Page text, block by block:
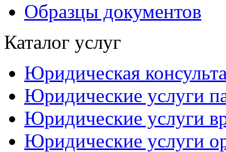
Образцы документов
Каталог услуг
Юридическая
Юридические услуги
Юридические услуги
Юридические услуги